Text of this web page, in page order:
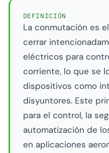
DEFINICIÓN
La conmutación es
cerrar
eléctricos para
corriente, lo que se
dispositivos como
disyuntores. Este
para el control, la
automatización de
en aplicaciones